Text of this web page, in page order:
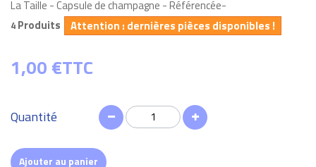
La Taille - Capsule de champagne - Référencée-
4 Produits Attention : dernières pièces disponibles !
1,00 €TTC
Quantité
Ajouter au panier